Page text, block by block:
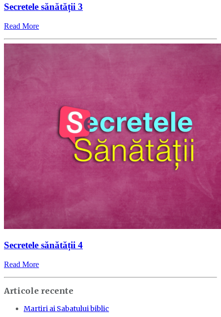
Secretele sănătății 3
Read More
Secretele sănătății 4
Read More
Articole recente
Martiri ai Sabatului biblic